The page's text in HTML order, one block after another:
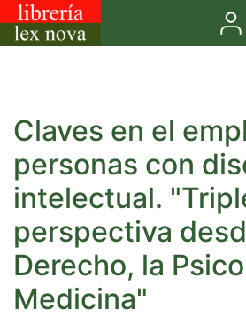
Claves en el
personas con
intelectual.
perspectiva
Derecho, la
Medicina"